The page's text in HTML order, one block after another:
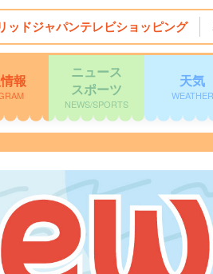
ッドジャパンテレビショッピング
報
ニュース
スポーツ
NEWS/SPORTS
天気
WEATHER